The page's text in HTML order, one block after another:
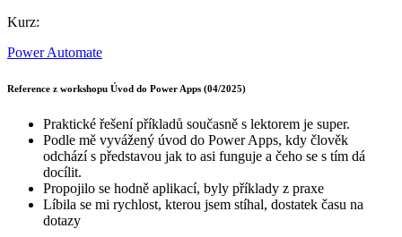
Kurz:
Power Automate
Reference z workshopu Úvod do Power Apps (04/2025)
Praktické řešení příkladů současně s lektorem je super.
Podle mě vyvážený úvod do Power Apps, kdy člověk
odchází s představou jak to asi funguje a čeho se s tím dá
docílit.
Propojilo se hodně aplikací, byly příklady z praxe
Líbila se mi rychlost, kterou jsem stíhal, dostatek času na
dotazy